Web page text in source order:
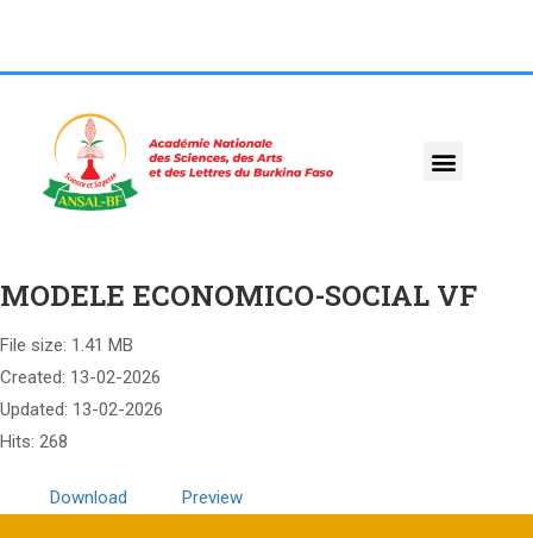
MODELE ECONOMICO-SOCIAL VF
File size: 1.41 MB
Created: 13-02-2026
Updated: 13-02-2026
Hits: 268
Download Preview